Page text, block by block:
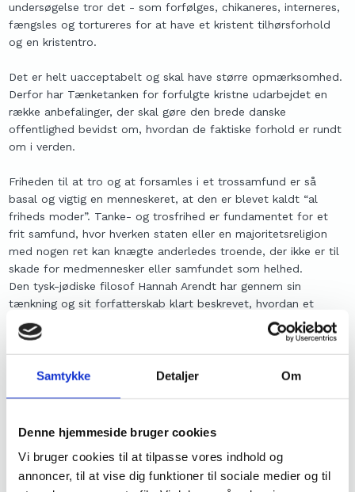
Samtykke Detaljer Om
Denne hjemmeside bruger cookies
Vi bruger cookies til at tilpasse vores indhold og
annoncer, til at vise dig funktioner til sociale medier og til
undersøgelse tror det - som forfølges, chikaneres, interneres,
fængsles og tortureres for at have et kristent tilhørsforhold
og en kristentro.
Det er helt uacceptabelt og skal have større opmærksomhed.
Derfor har Tænketanken for forfulgte kristne udarbejdet en
række anbefalinger, der skal gøre den brede danske
offentlighed bevidst om, hvordan de faktiske forhold er rundt
om i verden.
Friheden til at tro og at forsamles i et trossamfund er så
basal og vigtig en menneskeret, at den er blevet kaldt “al
friheds moder”. Tanke- og trosfrihed er fundamentet for et
frit samfund, hvor hverken staten eller en majoritetsreligion
med nogen ret kan knægte anderledes troende, der ikke er til
skade for medmennesker eller samfundet som helhed.
Den tysk-jødiske filosof Hannah Arendt har gennem sin
tænkning og sit forfatterskab klart beskrevet, hvordan et
samfund, der både tillader og aktivt understøtter pluralisme,
er det bedste værn mod totalitære tendenser og i sidste
instans er det værn, der kunne have forebygget det blodbad,
vi i forrige århundrede måtte se udspille sig i både Nazi-
Vi behøver desværre ikke lede 70-80 år tilbage i tiden for at
finde samfund, hvor mennesker forfølges på grund af deres
kristentro: Kina, Tyrkiet, Nigeria, Syrien og Sri Lanka m.fl. – ja,
listen er uhyggelig lang over steder i verden, hvor det her og